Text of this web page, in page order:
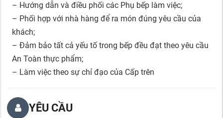
– Hướng dẫn và điều phối các Phụ bếp làm việc;
– Phối hợp với nhà hàng để ra món đúng yêu cầu của
khách;
– Đảm bảo tất cả yếu tố trong bếp đều đạt theo yêu cầu
An Toàn thực phẩm;
– Làm việc theo sự chỉ đạo của Cấp trên
YÊU CẦU